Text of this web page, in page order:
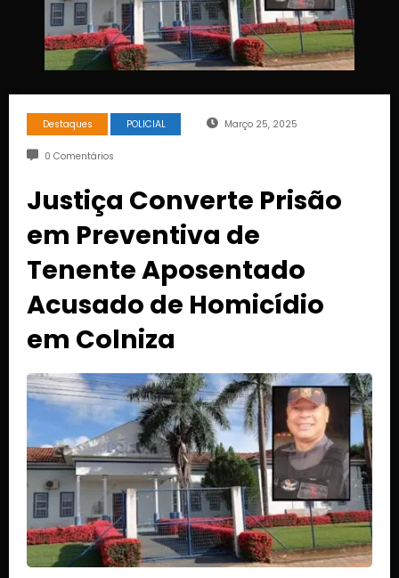
Destaques POLICIAL Março 25, 2025
0 Comentários
Justiça Converte Prisão
em Preventiva de
Tenente Aposentado
Acusado de Homicídio
em Colniza